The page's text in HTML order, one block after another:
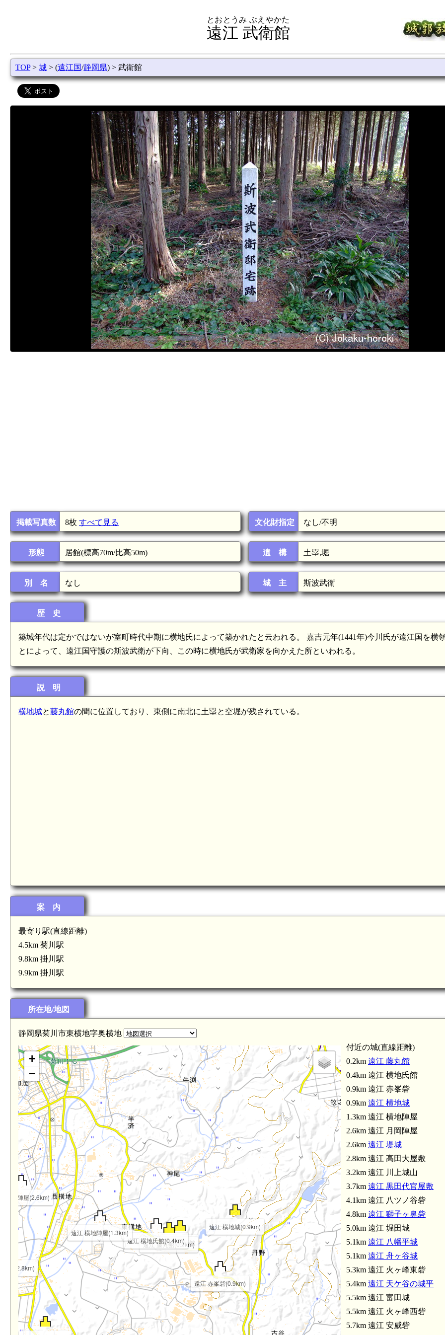
遠江 武衛館
とおとうみ ぶえやかた
TOP> 城 > (遠江国/静岡県) > 武衛館
掲載写真数 8枚 すべて見る
形態 居館(標高70m/比高50m)
別 名 なし
文化財指定 なし/不明
遺 構 土塁,堀
城 主 斯波武衛
歴 史
築城年代は定かではないが室町時代中期に横地氏によって築かれたと云われる。 嘉吉元年(1441年)今川氏が遠江国を横
とによって、遠江国守護の斯波武衛が下向、この時に横地氏が武衛家を向かえた所といわれる。
説 明
横地城と藤丸館の間に位置しており、東側に南北に土塁と空堀が残されている。
案 内
最寄り駅(直線距離)
4.5km 菊川駅
9.8km 掛川駅
9.9km 掛川駅
所在地/地図
静岡県菊川市東横地字奥横地
菊川駅(4.5km)
遠江 武衛館
遠江 藤丸館(0.2km)
遠江 横地氏館(0.4km)
遠江 赤峯砦(0.9km)
遠江 横地城(0.9km)
遠江 横地陣屋(1.3km)
月岡陣屋(2.6km)
屋敷(2.8km)
遠江 富田城(5.5km)
+
−
付近の城(直線距離)
0.2km 遠江 藤丸館
0.4km 遠江 横地氏館
0.9km 遠江 赤峯砦
0.9km 遠江 横地城
1.3km 遠江 横地陣屋
2.6km 遠江 月岡陣屋
2.6km 遠江 堤城
2.8km 遠江 高田大屋敷
3.2km 遠江 川上城山
3.7km 遠江 黒田代官屋敷
4.1km 遠江 八ツノ谷砦
4.8km 遠江 獅子ヶ鼻砦
5.0km 遠江 堀田城
5.1km 遠江 八幡平城
5.1km 遠江 舟ヶ谷城
5.3km 遠江 火ヶ峰東砦
5.4km 遠江 天ケ谷の城平
5.5km 遠江 富田城
5.5km 遠江 火ヶ峰西砦
5.7km 遠江 安威砦